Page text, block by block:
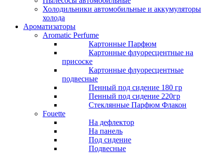
Холодильники автомобильные и аккумуляторы
холода
Ароматизаторы
Aromatic Perfume
Картонные Парфюм
Картонные флуоресцентные на
присоске
Картонные флуоресцентные
подвесные
Пенный под сидение 180 гр
Пенный под сидение 220гр
Стеклянные Парфюм Флакон
Fouette
На дефлектор
На панель
Под сидение
Подвесные